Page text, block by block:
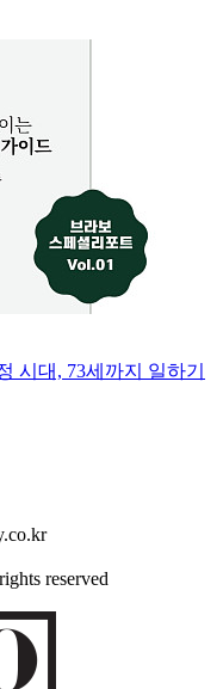
시대, 73세까지 일하기
reserved